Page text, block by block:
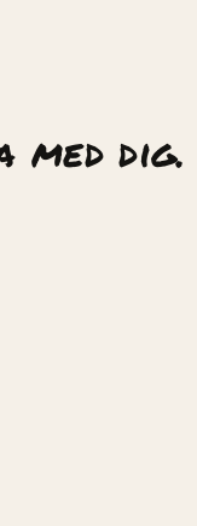
dig.